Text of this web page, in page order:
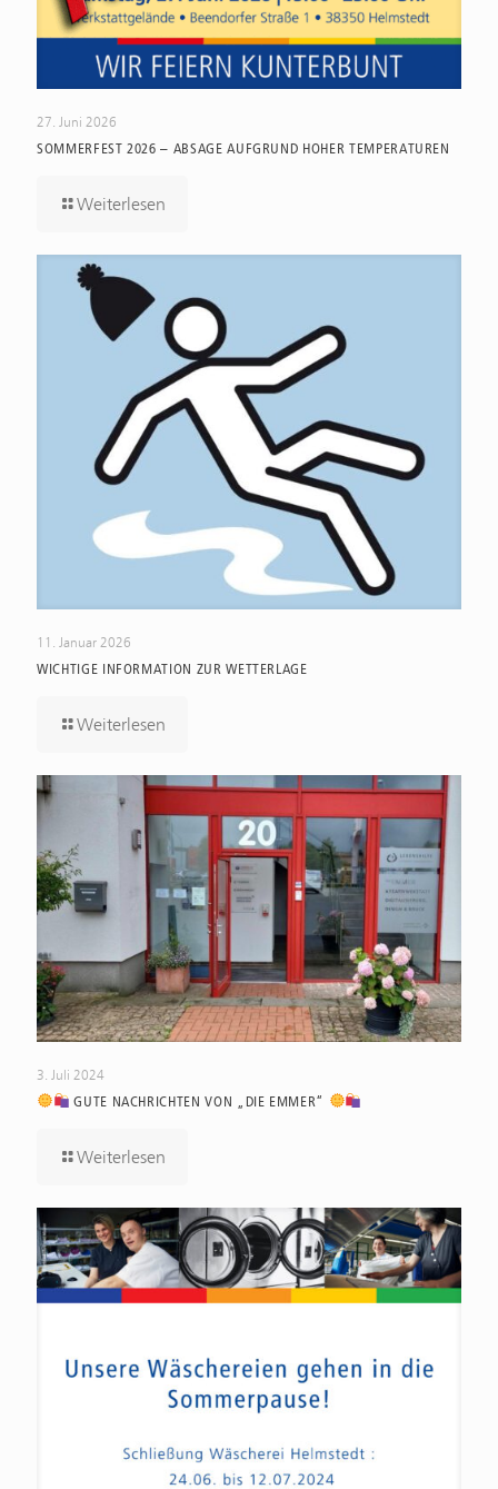
27. Juni 2026
SOMMERFEST 2026 – ABSAGE AUFGRUND HOHER TEMPERATUREN
Weiterlesen
11. Januar 2026
WICHTIGE INFORMATION ZUR WETTERLAGE
Weiterlesen
3. Juli 2024
GUTE NACHRICHTEN VON „DIE EMMER“
Weiterlesen